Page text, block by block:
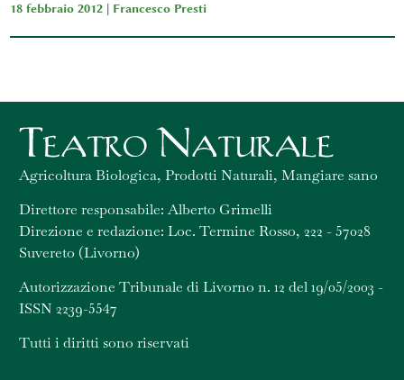
18 febbraio 2012 | Francesco Presti
Agricoltura Biologica, Prodotti Naturali, Mangiare sano
Direttore responsabile: Alberto Grimelli
Direzione e redazione: Loc. Termine Rosso, 222 - 57028
Suvereto (Livorno)
Autorizzazione Tribunale di Livorno n. 12 del 19/05/2003 -
ISSN 2239-5547
Tutti i diritti sono riservati